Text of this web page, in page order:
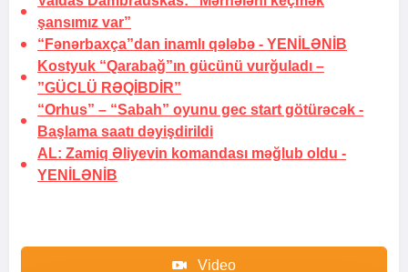
şansımız var”
“Fənərbaxça”dan inamlı qələbə - YENİLƏNİB
Kostyuk “Qarabağ”ın gücünü vurğuladı –
”GÜCLÜ RƏQİBDİR”
“Orhus” – “Sabah” oyunu gec start götürəcək -
Başlama saatı dəyişdirildi
AL: Zamiq Əliyevin komandası məğlub oldu -
YENİLƏNİB
Video